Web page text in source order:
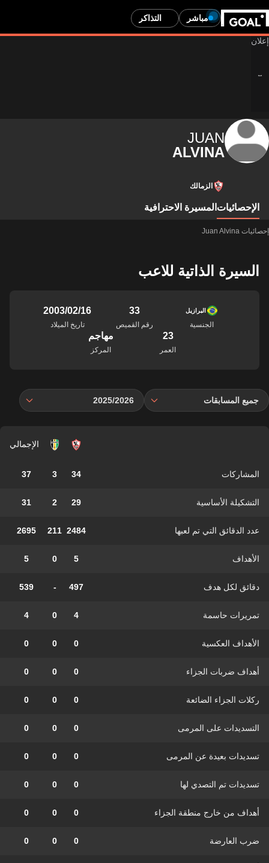
مباشر التذاكر
JUAN
ALVINA
الزمالك
الإحصائيات المسيرة الاحترافية
إحصائيات Juan Alvina
السيرة الذاتية للاعب
البرازيل
الجنسية
33
رقم القميص
16‏/02‏/2003
تاريخ الميلاد
23
العمر
مهاجم
المركز
جميع المسابقات 2025/2026
الإجمالي
المشاركات 34
3
37
التشكيلة الأساسية 29
2
31
عدد الدقائق التي تم لعبها 2484
211
2695
الأهداف 5
0
5
دقائق لكل هدف 497
-
539
تمريرات حاسمة 4
0
4
الأهداف العكسية 0
0
0
أهداف ضربات الجزاء 0
0
0
ركلات الجزاء الضائعة 0
0
0
التسديدات على المرمى 0
0
0
تسديدات بعيدة عن المرمى 0
0
0
تسديدات تم التصدي لها 0
0
0
أهداف من خارج منطقة الجزاء 0
0
0
ضرب العارضة 0
0
0